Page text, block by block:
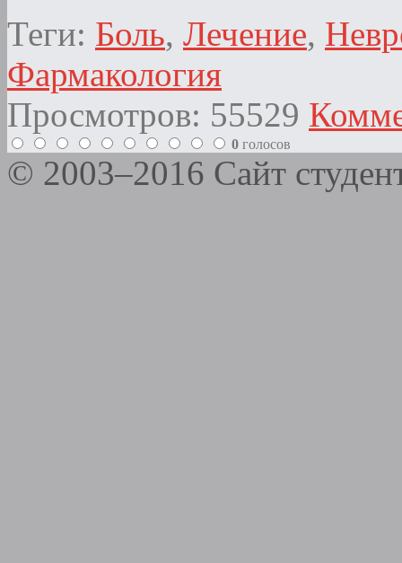
Теги: Боль, Лечение,
Фармакология
Просмотров: 55529
0 голосов
© 2003–2016 Сайт